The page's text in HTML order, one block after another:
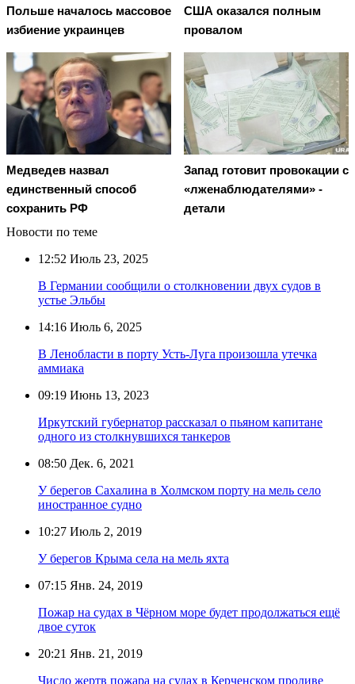
Польше началось массовое
избиение украинцев
США оказался полным
провалом
Медведев назвал
единственный способ
сохранить РФ
Запад готовит провокации с
«лженаблюдателями» -
детали
Новости по теме
12:52 Июль 23, 2025
В Германии сообщили о столкновении двух судов в
устье Эльбы
14:16 Июль 6, 2025
В Ленобласти в порту Усть-Луга произошла утечка
аммиака
09:19 Июнь 13, 2023
Иркутский губернатор рассказал о пьяном капитане
одного из столкнувшихся танкеров
08:50 Дек. 6, 2021
У берегов Сахалина в Холмском порту на мель село
иностранное судно
10:27 Июль 2, 2019
У берегов Крыма села на мель яхта
07:15 Янв. 24, 2019
Пожар на судах в Чёрном море будет продолжаться ещё
двое суток
20:21 Янв. 21, 2019
Число жертв пожара на судах в Керченском проливе